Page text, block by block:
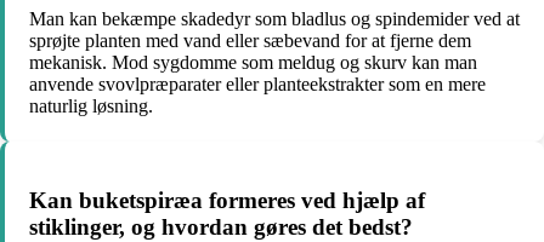
Man kan bekæmpe skadedyr som bladlus og spindemider ved at
sprøjte planten med vand eller sæbevand for at fjerne dem
mekanisk. Mod sygdomme som meldug og skurv kan man
anvende svovlpræparater eller planteekstrakter som en mere
naturlig løsning.
Kan buketspiræa formeres ved hjælp af
stiklinger, og hvordan gøres det bedst?